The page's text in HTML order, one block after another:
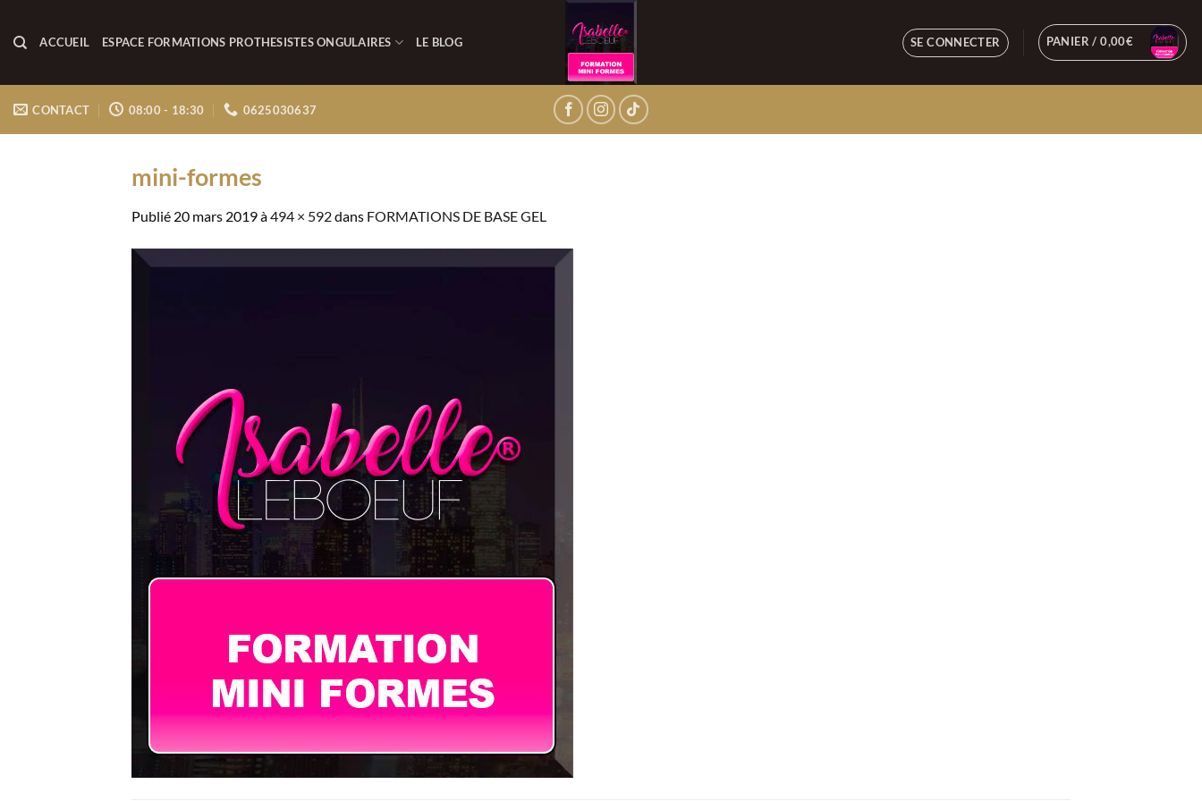
contenu
ACCUEIL ESPACE FORMATIONS PROTHESISTES ONGULAIRES LE BLOG SE CONNECTER PANIER /0,00€
CONTACT 08:00 - 18:30 0625030637
mini-formes
Publié 20 mars 2019à494 × 592dans FORMATIONS DE BASE GEL